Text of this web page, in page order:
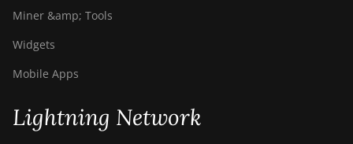
Miner &amp; Tools
Widgets
Mobile Apps
Lightning Network